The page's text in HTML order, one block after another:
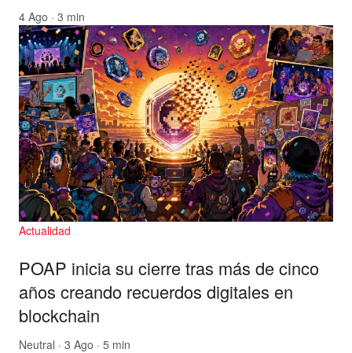
4 Ago · 3 min
Actualidad
POAP inicia su cierre tras más de cinco
años creando recuerdos digitales en
blockchain
Neutral · 3 Ago · 5 min